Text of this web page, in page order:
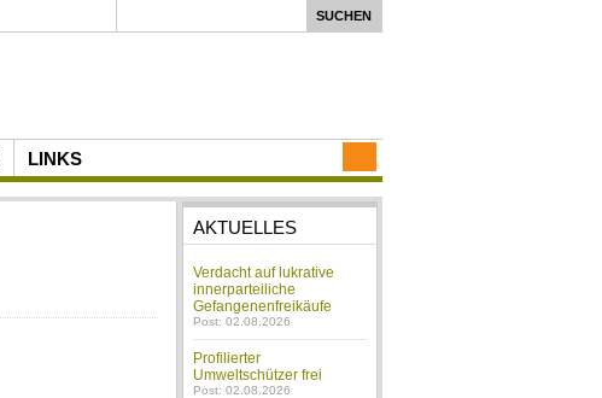
LINKS
AKTUELLES
Verdacht auf lukrative
innerparteiliche
Gefangenenfreikäufe
Post: 02.08.2026
Profilierter
Umweltschützer frei
Post: 02.08.2026